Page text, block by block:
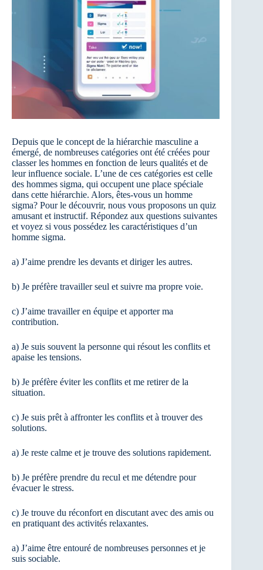
Depuis que le concept de la hiérarchie masculine a
émergé, de nombreuses catégories ont été créées pour
classer les hommes en fonction de leurs qualités et de
leur influence sociale. L’une de ces catégories est celle
des hommes sigma, qui occupent une place spéciale
dans cette hiérarchie. Alors, êtes-vous un homme
sigma? Pour le découvrir, nous vous proposons un quiz
amusant et instructif. Répondez aux questions suivantes
et voyez si vous possédez les caractéristiques d’un
homme sigma.
a) J’aime prendre les devants et diriger les autres.
b) Je préfère travailler seul et suivre ma propre voie.
c) J’aime travailler en équipe et apporter ma
contribution.
a) Je suis souvent la personne qui résout les conflits et
apaise les tensions.
b) Je préfère éviter les conflits et me retirer de la
situation.
c) Je suis prêt à affronter les conflits et à trouver des
solutions.
a) Je reste calme et je trouve des solutions rapidement.
b) Je préfère prendre du recul et me détendre pour
évacuer le stress.
c) Je trouve du réconfort en discutant avec des amis ou
en pratiquant des activités relaxantes.
a) J’aime être entouré de nombreuses personnes et je
suis sociable.